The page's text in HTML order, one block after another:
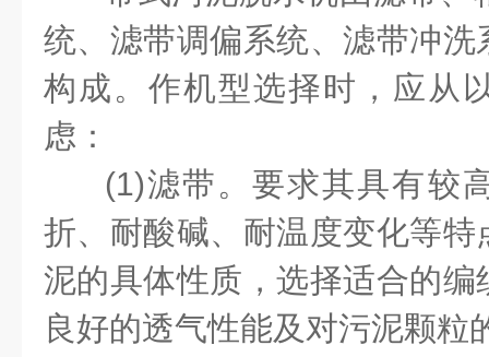
统、滤带调偏系统、滤带冲
构成。作机型选择时，应从
虑：
(1)滤带。要求其具有较
折、耐酸碱、耐温度变化等
泥的具体性质，选择适合的
良好的透气性能及对污泥颗粒